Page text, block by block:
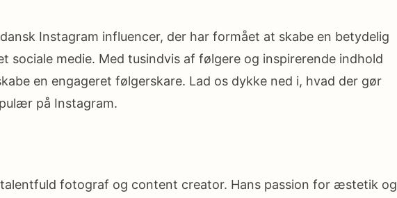
Instagram influencer, der har formået at skabe en betydelig
sociale medie. Med tusindvis af følgere og inspirerende indhold
en engageret følgerskare. Lad os dykke ned i, hvad der gør
på Instagram.
talentfuld fotograf og content creator. Hans passion for æstetik og